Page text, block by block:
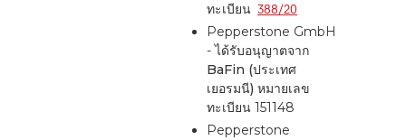
ทะเบียน 388/20
Pepperstone GmbH
- ได้รับอนุญาตจาก
BaFin (ประเทศ
เยอรมนี) หมายเลข
ทะเบียน 151148
Pepperstone